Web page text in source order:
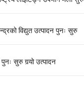
विद्युत उत्पादन पुनः सुरु
सुरु गर्‍यो उत्पादन